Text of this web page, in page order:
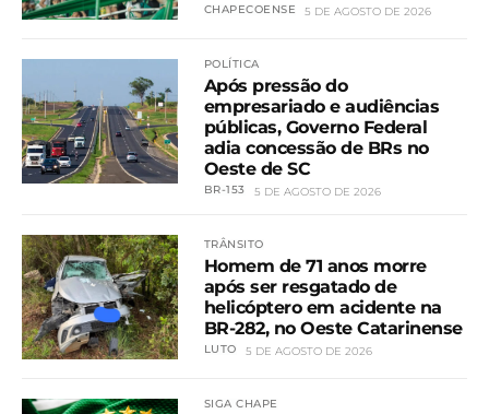
CHAPECOENSE 5 DE AGOSTO DE 2026
POLÍTICA
Após pressão do
empresariado e audiências
públicas, Governo Federal
adia concessão de BRs no
Oeste de SC
BR-153 5 DE AGOSTO DE 2026
TRÂNSITO
Homem de 71 anos morre
após ser resgatado de
helicóptero em acidente na
BR-282, no Oeste Catarinense
LUTO 5 DE AGOSTO DE 2026
SIGA CHAPE